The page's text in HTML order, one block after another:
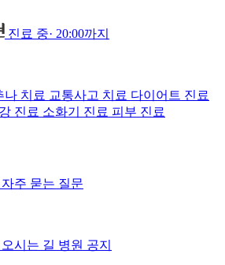
진료 중· 20:00까지
나 치료 교통사고 치료 다이어트 진료
진료 소화기 진료 피부 진료
자주 묻는 질문
오시는 길 병원 공지